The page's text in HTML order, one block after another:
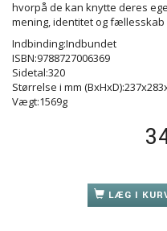
hvorpå de kan knytte deres
mening, identitet og
Indbinding:Indbundet
ISBN:9788727006369
Sidetal:320
Størrelse i mm
Vægt:1569g
LÆG I